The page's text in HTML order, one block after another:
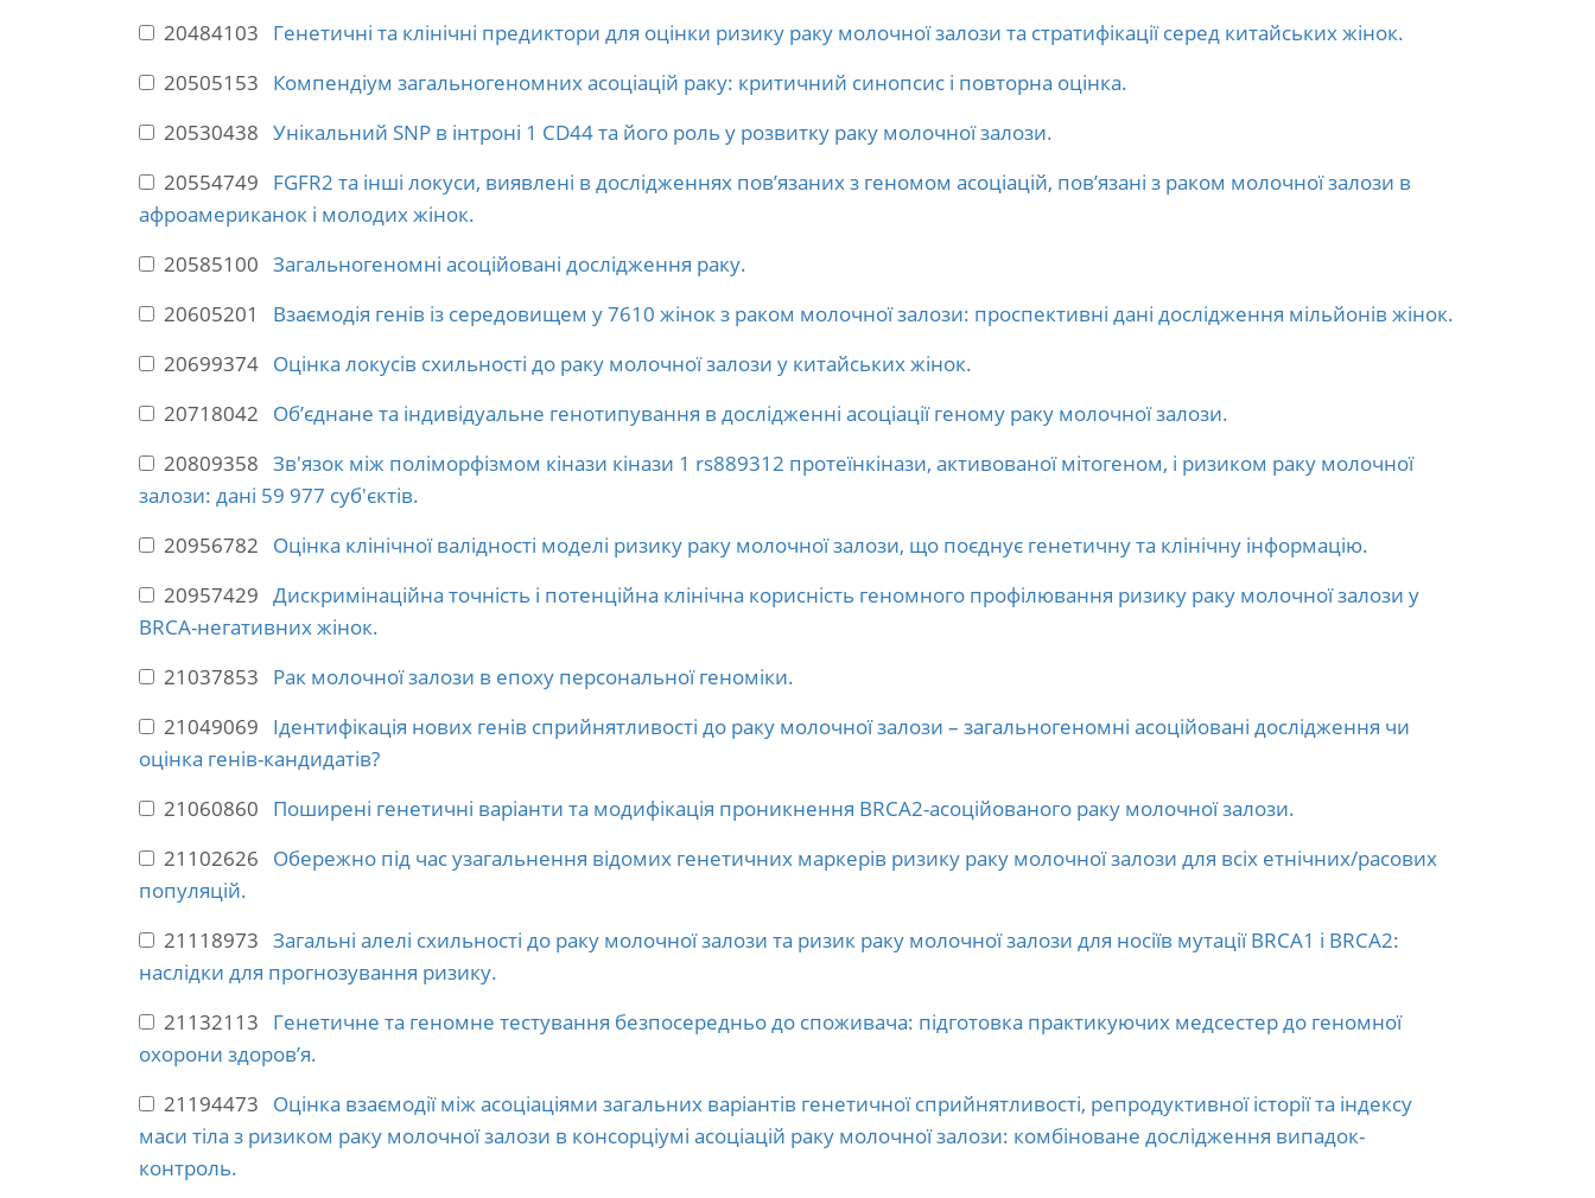
20484103 Генетичні та клінічні предиктори для оцінки ризику раку молочної залози та стратифікації серед китайських жінок.
20505153 Компендіум загальногеномних асоціацій раку: критичний синопсис і повторна оцінка.
20530438 Унікальний SNP в інтроні 1 CD44 та його роль у розвитку раку молочної залози.
20554749 FGFR2 та інші локуси, виявлені в дослідженнях пов’язаних з геномом асоціацій, пов’язані з раком молочної залози в
афроамериканок і молодих жінок.
20585100 Загальногеномні асоційовані дослідження раку.
20605201 Взаємодія генів із середовищем у 7610 жінок з раком молочної залози: проспективні дані дослідження мільйонів жінок.
20699374 Оцінка локусів схильності до раку молочної залози у китайських жінок.
20718042 Об’єднане та індивідуальне генотипування в дослідженні асоціації геному раку молочної залози.
20809358 Зв'язок між поліморфізмом кінази кінази 1 rs889312 протеїнкінази, активованої мітогеном, і ризиком раку молочної
залози: дані 59 977 суб'єктів.
20956782 Оцінка клінічної валідності моделі ризику раку молочної залози, що поєднує генетичну та клінічну інформацію.
20957429 Дискримінаційна точність і потенційна клінічна корисність геномного профілювання ризику раку молочної залози у
BRCA-негативних жінок.
21037853 Рак молочної залози в епоху персональної геноміки.
21049069 Ідентифікація нових генів сприйнятливості до раку молочної залози – загальногеномні асоційовані дослідження чи
оцінка генів-кандидатів?
21060860 Поширені генетичні варіанти та модифікація проникнення BRCA2-асоційованого раку молочної залози.
21102626 Обережно під час узагальнення відомих генетичних маркерів ризику раку молочної залози для всіх етнічних/расових
популяцій.
21118973 Загальні алелі схильності до раку молочної залози та ризик раку молочної залози для носіїв мутації BRCA1 і BRCA2:
наслідки для прогнозування ризику.
21132113 Генетичне та геномне тестування безпосередньо до споживача: підготовка практикуючих медсестер до геномної
охорони здоров’я.
21194473 Оцінка взаємодії між асоціаціями загальних варіантів генетичної сприйнятливості, репродуктивної історії та індексу
маси тіла з ризиком раку молочної залози в консорціумі асоціацій раку молочної залози: комбіноване дослідження випадок-
контроль.